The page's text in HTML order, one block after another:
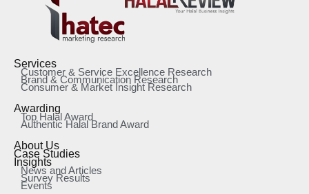
Services
Customer & Service Excellence Research
Brand & Communication Research
Consumer & Market Insight Research
Awarding
Top Halal Award
Authentic Halal Brand Award
About Us
Case Studies
Insights
News and Articles
Survey Results
Events